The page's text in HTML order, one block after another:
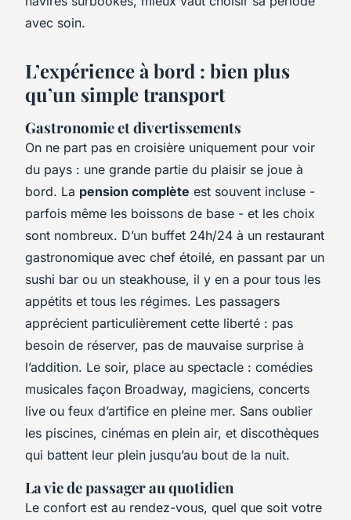
avec soin.
L’expérience à bord : bien plus
qu’un simple transport
Gastronomie et divertissements
On ne part pas en croisière uniquement pour voir
du pays : une grande partie du plaisir se joue à
bord. La pension complète est souvent incluse -
parfois même les boissons de base - et les choix
sont nombreux. D’un buffet 24h/24 à un restaurant
gastronomique avec chef étoilé, en passant par un
sushi bar ou un steakhouse, il y en a pour tous les
appétits et tous les régimes. Les passagers
apprécient particulièrement cette liberté : pas
besoin de réserver, pas de mauvaise surprise à
l’addition. Le soir, place au spectacle : comédies
musicales façon Broadway, magiciens, concerts
live ou feux d’artifice en pleine mer. Sans oublier
les piscines, cinémas en plein air, et discothèques
qui battent leur plein jusqu’au bout de la nuit.
La vie de passager au quotidien
Le confort est au rendez-vous, quel que soit votre